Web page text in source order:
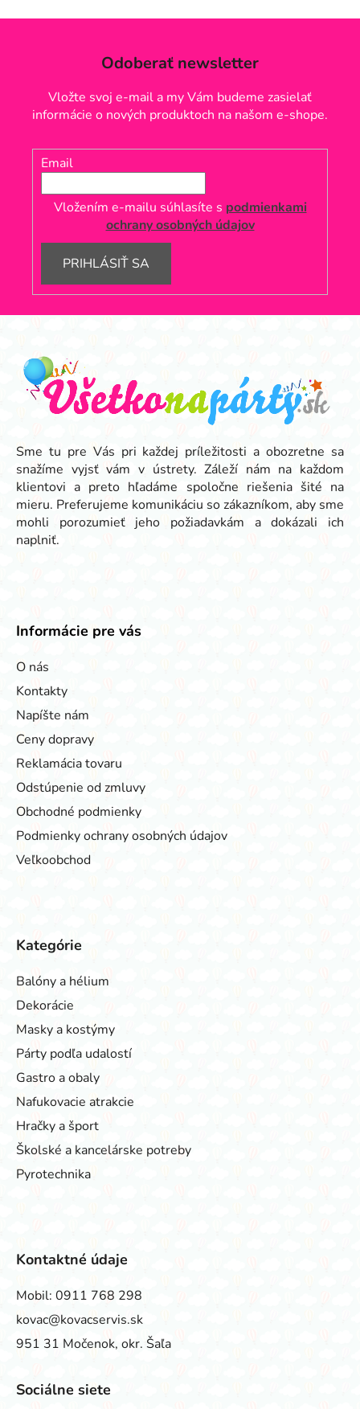
Odoberať newsletter
Vložte svoj e-mail a my Vám budeme zasielať
informácie o nových produktoch na našom e-shope.
Email
Vložením e-mailu súhlasíte s podmienkami
ochrany osobných údajov
PRIHLÁSIŤ SA
Z
Sme tu pre Vás pri každej príležitosti a obozretne sa
snažíme vyjsť vám v ústrety. Záleží nám na každom
klientovi a preto hľadáme spoločne riešenia šité na
mieru. Preferujeme komunikáciu so zákazníkom, aby sme
mohli porozumieť jeho požiadavkám a dokázali ich
naplniť.
Informácie pre vás
O nás
Kontakty
Napíšte nám
Ceny dopravy
Reklamácia tovaru
Odstúpenie od zmluvy
Obchodné podmienky
Podmienky ochrany osobných údajov
Veľkoobchod
Kategórie
Balóny a hélium
Dekorácie
Masky a kostýmy
Párty podľa udalostí
Gastro a obaly
Nafukovacie atrakcie
Hračky a šport
Školské a kancelárske potreby
Pyrotechnika
Kontaktné údaje
Mobil: 0911 768 298
kovac@kovacservis.sk
951 31 Močenok, okr. Šaľa
Sociálne siete